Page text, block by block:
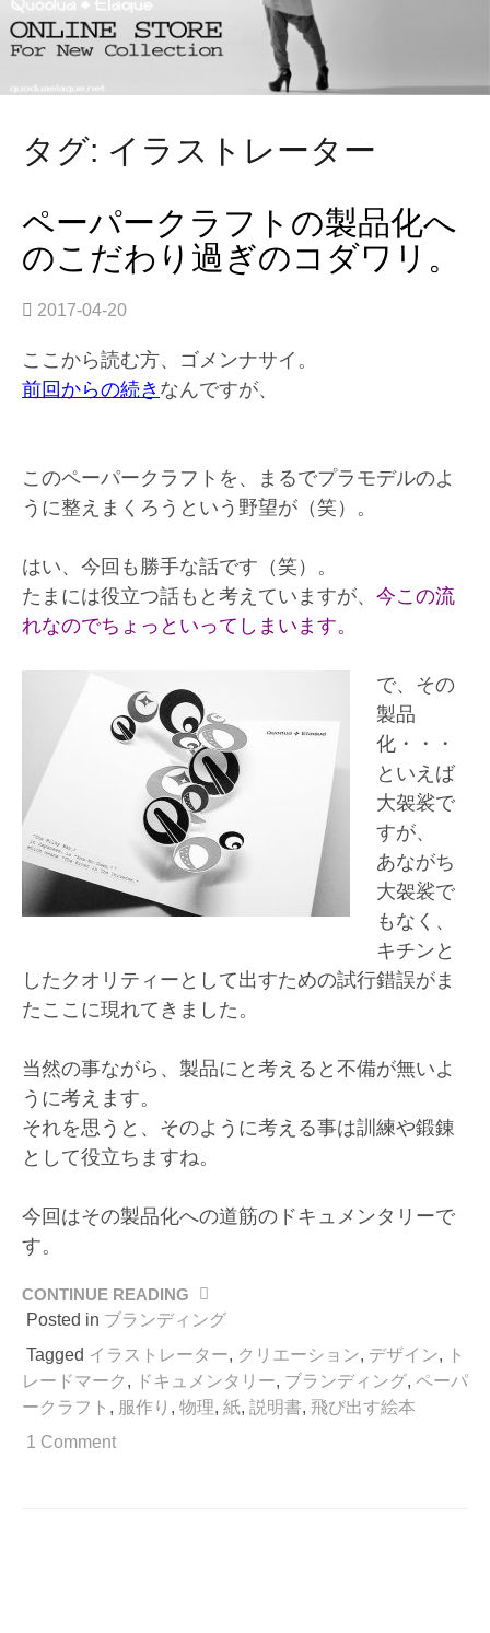
タグ: イラストレーター
ペーパークラフトの製品化へ
のこだわり過ぎのコダワリ。
2017-04-20
ここから読む方、ゴメンナサイ。
前回からの続き なんですが、
このペーパークラフトを、まるでプラモデルのよ
うに整えまくろうという野望が（笑）。
はい、今回も勝手な話です（笑）。
たまには役立つ話もと考えていますが、 今この流
れなのでちょっといってしまいます。
で、その
製品
化・・・
といえば
大袈裟で
すが、
あながち
大袈裟で
もなく、
キチンと
したクオリティーとして出すための試行錯誤がま
たここに現れてきました。
当然の事ながら、製品にと考えると不備が無いよ
うに考えます。
それを思うと、そのように考える事は訓練や鍛錬
として役立ちますね。
今回はその製品化への道筋のドキュメンタリーで
す。
CONTINUE READING
“ペ
ー
ー
ク
ラ
Posted in ブランディング
Tagged イラストレーター, クリエーション, デザイン,
ト
レードマーク , ドキュメンタリー, ブランディング, ペーパ
ークラフト , 服作り , 物理, 紙, 説明書, 飛び出す絵本
1 Comment